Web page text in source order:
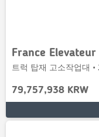
France Elevateur
트럭 탑재 고소작업대
79,757,938 KRW